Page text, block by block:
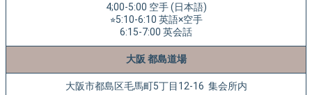
4;00-5:00 空手 (日本語)
⭐︎5:10-6:10 英語×空手
6:15-7:00 英会話
大阪 都島道場
大阪市都島区毛馬町5丁目12-16 集会所内